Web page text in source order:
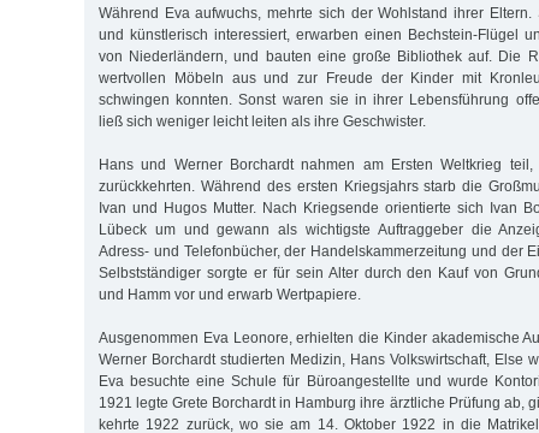
Während Eva aufwuchs, mehrte sich der Wohlstand ihrer
und künstlerisch interessiert, erwarben einen Bechstein-Flügel
von Niederländern, und bauten eine große Bibliothek auf. Die
wertvollen Möbeln aus und zur Freude der Kinder mit
schwingen konnten. Sonst waren sie in ihrer Lebensführung
ließ sich weniger leicht leiten als ihre Geschwister.
Hans und Werner Borchardt nahmen am Ersten Weltkrieg
zurückkehrten. Während des ersten Kriegsjahrs starb die
Ivan und Hugos Mutter. Nach Kriegsende orientierte sich Ivan
Lübeck um und gewann als wichtigste Auftraggeber die
Adress- und Telefonbücher, der Handelskammerzeitung und der
Selbstständiger sorgte er für sein Alter durch den Kauf von
und Hamm vor und erwarb Wertpapiere.
Ausgenommen Eva Leonore, erhielten die Kinder akademische
Werner Borchardt studierten Medizin, Hans Volkswirtschaft, Else
Eva besuchte eine Schule für Büroangestellte und wurde
1921 legte Grete Borchardt in Hamburg ihre ärztliche Prüfung ab,
kehrte 1922 zurück, wo sie am 14. Oktober 1922 in die